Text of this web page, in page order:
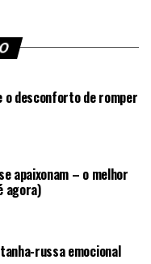
o desconforto de romper
apaixonam – o melhor
agora)
russa emocional